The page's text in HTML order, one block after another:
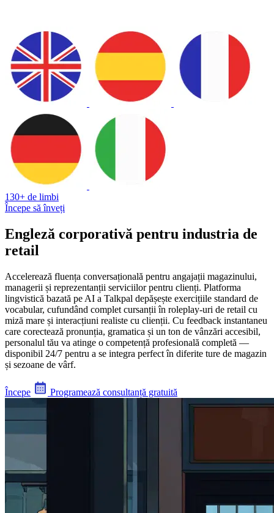
130+ de limbi
Începe să înveți
Engleză corporativă pentru industria de
retail
Accelerează fluența conversațională pentru angajații magazinului,
managerii și reprezentanții serviciilor pentru clienți. Platforma
lingvistică bazată pe AI a Talkpal depășește exercițiile standard de
vocabular, cufundând complet cursanții în roleplay-uri de retail cu
miză mare și interacțiuni realiste cu clienții. Cu feedback instantaneu
care corectează pronunția, gramatica și un ton de vânzări accesibil,
personalul tău va atinge o competență profesională completă —
disponibil 24/7 pentru a se integra perfect în diferite ture de magazin
și sezoane de vârf.
Începe Programează consultanță gratuită